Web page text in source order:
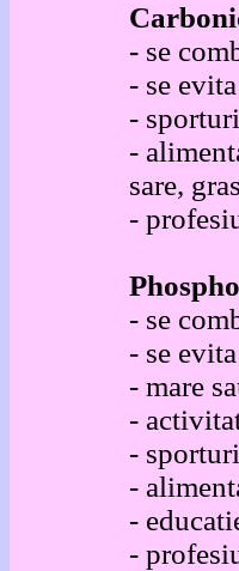
- se
- se
-
-
sare,
-
- se
- se
- mare
-
-
-
-
-